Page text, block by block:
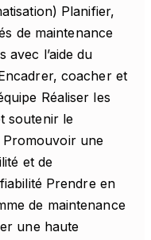
Planifier,
de maintenance
avec l’aide du
coacher et
Réaliser les
soutenir le
Promouvoir une
et de
Prendre en
de maintenance
une haute